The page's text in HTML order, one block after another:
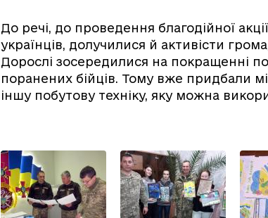
До речі, до проведення благодійної
українців, долучилися й активісти
Дорослі зосередилися на покращенні
поранених бійців. Тому вже придбали
іншу побутову техніку, яку можна